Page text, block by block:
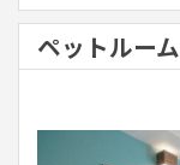
ペットルーム